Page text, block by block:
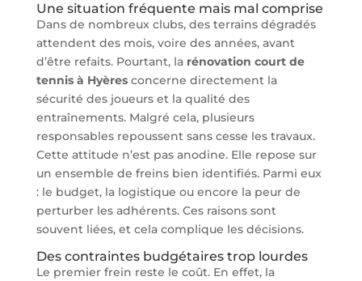
Une situation fréquente mais mal comprise
Dans de nombreux clubs, des terrains dégradés
attendent des mois, voire des années, avant
d’être refaits. Pourtant, la rénovation court de
tennis à Hyèresconcerne directement la
sécurité des joueurs et la qualité des
entraînements. Malgré cela, plusieurs
responsables repoussent sans cesse les travaux.
Cette attitude n’est pas anodine. Elle repose sur
un ensemble de freins bien identifiés. Parmi eux
: le budget, la logistique ou encore la peur de
perturber les adhérents. Ces raisons sont
souvent liées, et cela complique les décisions.
Des contraintes budgétaires trop lourdes
Le premier frein reste le coût. En effet, la